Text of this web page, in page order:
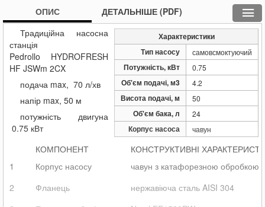
10 654грн.
Pedrollo HF JSWm 2AX/50
12 371грн.
Pedrollo HF JSWm 2CX
Pedrollo HF JSWm 2CX/50
11 079грн.
Pedrollo HF JSWm 3BM
20 981
5 809грн.
Pedrollo HF Plurigetm 4/80X
12 979грн.
ОПИС ДЕТАЛЬНІШЕ (PDF)
Характеристики
Тип насосу
самовсмоктуючий
Потужність, кВт 0.75
Об'єм подачі, м3 4.2
Висота подачі, м 50
Об'єм бака, л 24
Корпус насоса чавун
Традиційна насосна
станція
Pedrollo HYDROFRESH
HF JSWm 2CX
подача max, 70 л/хв
напір max, 50 м
потужність двигуна
0.75 кВт
КОМПОНЕНТ
КОНСТРУКТИВНІ
1
Корпус насосу
чавун з катафорезною обробкою,
2
Фланець
нержавіюча сталь AISI 304